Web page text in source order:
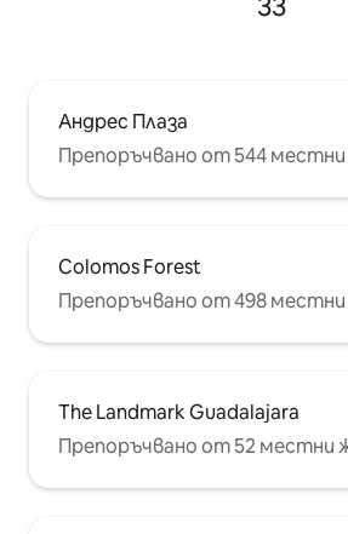
Андрес Плаза
Препоръчвано от 544
Colomos Forest
Препоръчвано от 498
The Landmark Guadalajara
Препоръчвано от 52 местни